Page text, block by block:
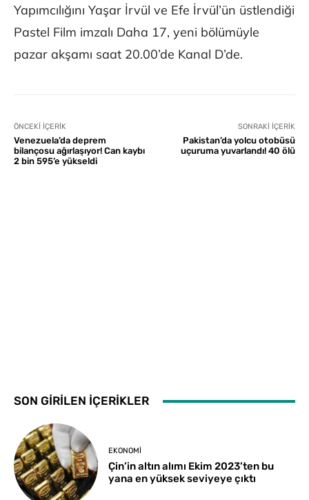
Yapımcılığını Yaşar İrvül ve Efe İrvül’ün üstlendiği
Pastel Film imzalı Daha 17, yeni bölümüyle
pazar akşamı saat 20.00’de Kanal D’de.
ÖNCEKI İÇERIK
Venezuela’da deprem
bilançosu ağırlaşıyor! Can kaybı
2 bin 595’e yükseldi
SONRAKI İÇERIK
Pakistan’da yolcu otobüsü
uçuruma yuvarlandı! 40 ölü
SON GİRİLEN İÇERİKLER
EKONOMI
Çin’in altın alımı Ekim 2023’ten bu
yana en yüksek seviyeye çıktı